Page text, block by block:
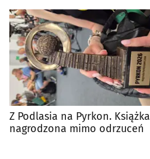
Z Podlasia na Pyrkon. Książka
nagrodzona mimo odrzuceń